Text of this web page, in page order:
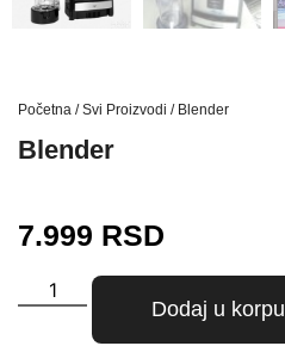
Početna /Svi Proizvodi / Blender
Blender
7.999 RSD
Dodaj u korpu